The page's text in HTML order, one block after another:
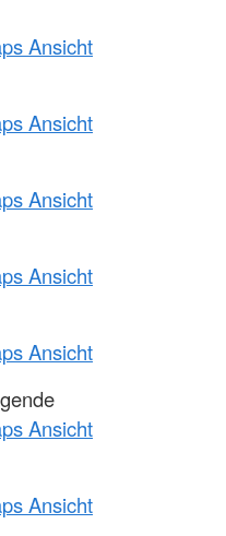
Ansicht
Ansicht
Ansicht
Ansicht
Ansicht
Ansicht
Ansicht